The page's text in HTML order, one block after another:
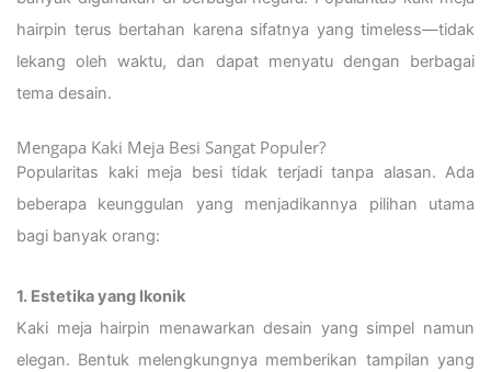
hairpin terus bertahan karena sifatnya yang timeless—tidak
lekang oleh waktu, dan dapat menyatu dengan berbagai
tema desain.
Mengapa Kaki Meja Besi Sangat Populer?
Popularitas kaki meja besi tidak terjadi tanpa alasan. Ada
beberapa keunggulan yang menjadikannya pilihan utama
bagi banyak orang:
1. Estetika yang Ikonik
Kaki meja hairpin menawarkan desain yang simpel namun
elegan. Bentuk melengkungnya memberikan tampilan yang